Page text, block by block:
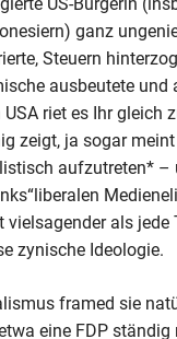
ganz
Steuern
ausbeutete und
riet es Ihr gleich
zeigt, ja sogar meint
aufzutreten* –
vielsagender als jede
zynische Ideologie.
framed sie
eine FDP